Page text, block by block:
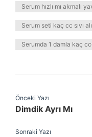
Serum hızlı mı akmalı
Serum seti kaç cc sıvı
Serumda 1 damla kaç
Önceki Yazı
Dimdik Ayrı Mı
Sonraki Yazı